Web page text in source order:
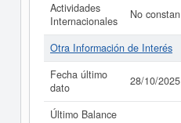
Actividades
Internacionales
No constan
Otra Información de Interés
Fecha último
dato
28/10/2025
Último Balance